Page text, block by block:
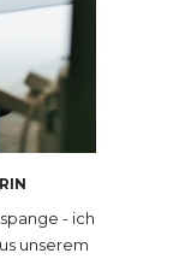
- ich
unserem